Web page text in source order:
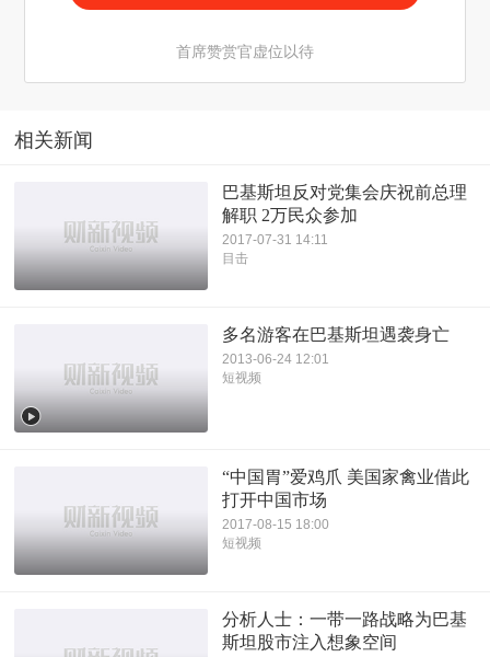
首席赞赏官虚位以待
相关新闻
巴基斯坦反对党集会庆祝前总理
解职 2万民众参加
2017-07-31 14:11
目击
多名游客在巴基斯坦遇袭身亡
2013-06-24 12:01
短视频
“中国胃”爱鸡爪 美国家禽业借此
打开中国市场
2017-08-15 18:00
短视频
分析人士：一带一路战略为巴基
斯坦股市注入想象空间